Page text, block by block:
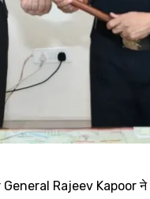
Rajeev Kapoor ने